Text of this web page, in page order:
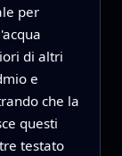
per
di altri
e
che la
questi
testato